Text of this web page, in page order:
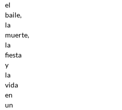
el
baile,
la
muerte,
la
fiesta
y
la
vida
en
un